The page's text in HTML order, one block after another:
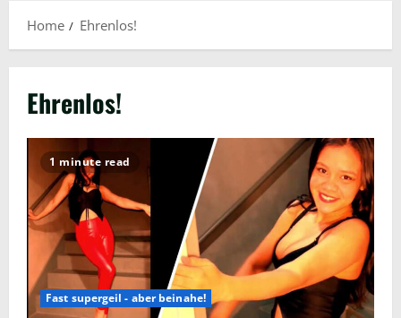
Home Ehrenlos!
Ehrenlos!
1 minute read
Fast supergeil - aber beinahe!